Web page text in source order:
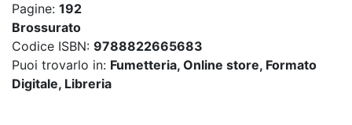
Pagine: 192
Brossurato
Codice ISBN: 9788822665683
Puoi trovarlo in: Fumetteria, Online store, Formato
Digitale, Libreria